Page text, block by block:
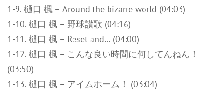
1-9. 樋口 楓 – Around the bizarre world (04:03)
1-10. 樋口 楓 – 野球讃歌 (04:16)
1-11. 樋口 楓 – Reset and… (04:00)
1-12. 樋口 楓 – こんな良い時間に何してんねん！
(03:50)
1-13. 樋口 楓 – アイムホーム！ (03:04)